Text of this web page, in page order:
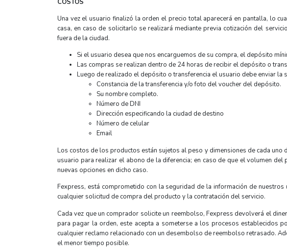
Una vez el usuario finalizó la orden el precio total aparecerá en pantalla, lo
casa, en caso de solicitarlo se realizará mediante previa cotización del
fuera de la ciudad.
Si el usuario desea que nos encarguemos de su compra, el depósito
Las compras se realizan dentro de 24 horas de recibir el depósito o
Luego de realizado el depósito o transferencia el usuario debe enviar la
Constancia de la transferencia y/o foto del voucher del depósito.
Su nombre completo.
Número de DNI
Dirección especificando la ciudad de destino
Número de celular
Email
Los costos de los productos están sujetos al peso y dimensiones de cada
usuario para realizar el abono de la diferencia; en caso de que el volumen
nuevas opciones en dicho caso.
Fexpress, está comprometido con la seguridad de la información de
cualquier solicitud de compra del producto y la contratación del servicio.
Cada vez que un comprador solicite un reembolso, Fexpress devolverá el
para pagar la orden, este acepta a someterse a los procesos establecidos
cualquier reclamo relacionado con un desembolso de reembolso retrasado.
el menor tiempo posible.